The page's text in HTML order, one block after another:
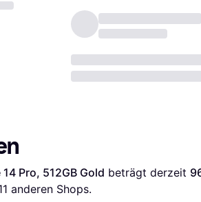
Pro, 512GB Gold beträgt derzeit
anderen Shops.